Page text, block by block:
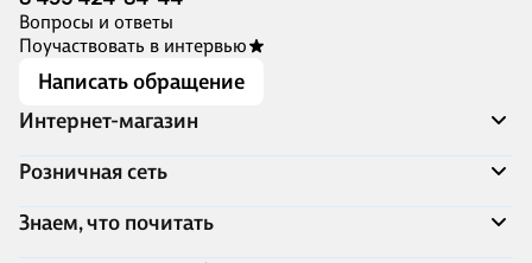
Вопросы и ответы
Поучаствовать в интервью
Написать обращение
Интернет-магазин
Акции
Доставка и оплата
Программа лояльности
Розничная сеть
Адреса магазинов
Книжный Дозор
Знаем, что почитать